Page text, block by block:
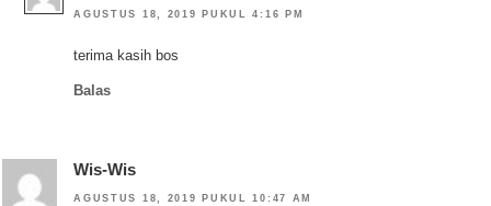
AGUSTUS 18, 2019 PUKUL 4:16 PM
terima kasih bos
Balas
Wis-Wis
AGUSTUS 18, 2019 PUKUL 10:47 AM